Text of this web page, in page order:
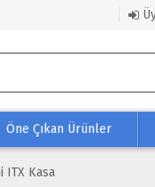
Öne Çıkan Ürünler
ITX Kasa